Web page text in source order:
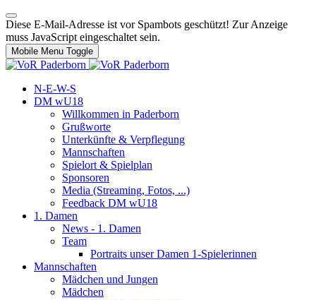
Diese E-Mail-Adresse ist vor Spambots geschützt! Zur Anzeige
muss JavaScript eingeschaltet sein.
Mobile Menu Toggle
N-E-W-S
DM wU18
Willkommen in Paderborn
Grußworte
Unterkünfte & Verpflegung
Mannschaften
Spielort & Spielplan
Sponsoren
Media (Streaming, Fotos, ...)
Feedback DM wU18
1. Damen
News - 1. Damen
Team
Portraits unser Damen 1-Spielerinnen
Mannschaften
Mädchen und Jungen
Mädchen